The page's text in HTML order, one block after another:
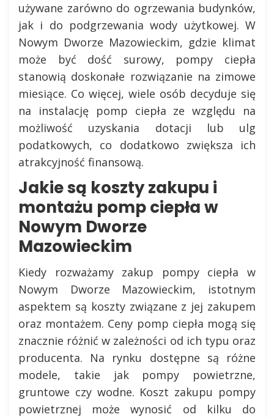
używane zarówno do ogrzewania budynków,
jak i do podgrzewania wody użytkowej. W
Nowym Dworze Mazowieckim, gdzie klimat
może być dość surowy, pompy ciepła
stanowią doskonałe rozwiązanie na zimowe
miesiące. Co więcej, wiele osób decyduje się
na instalację pomp ciepła ze względu na
możliwość uzyskania dotacji lub ulg
podatkowych, co dodatkowo zwiększa ich
atrakcyjność finansową.
Jakie są koszty zakupu i
montażu pomp ciepła w
Nowym Dworze
Mazowieckim
Kiedy rozważamy zakup pompy ciepła w
Nowym Dworze Mazowieckim, istotnym
aspektem są koszty związane z jej zakupem
oraz montażem. Ceny pomp ciepła mogą się
znacznie różnić w zależności od ich typu oraz
producenta. Na rynku dostępne są różne
modele, takie jak pompy powietrzne,
gruntowe czy wodne. Koszt zakupu pompy
powietrznej może wynosić od kilku do